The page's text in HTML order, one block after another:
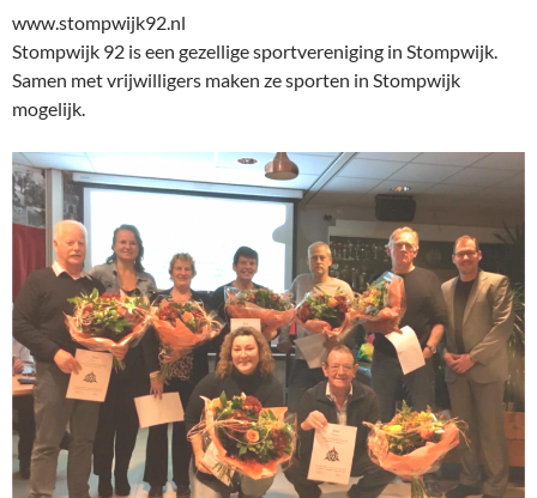
www.stompwijk92.nl
Stompwijk 92 is een gezellige sportvereniging in Stompwijk.
Samen met vrijwilligers maken ze sporten in Stompwijk
mogelijk.